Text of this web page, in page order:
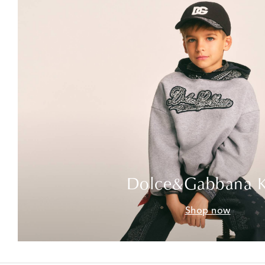
Dolce&Gabbana
Shop now